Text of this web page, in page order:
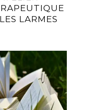
LARMES